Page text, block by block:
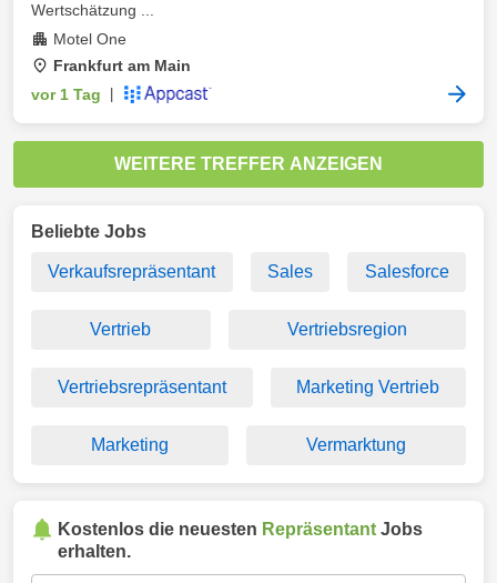
Wertschätzung ...
Motel One
Frankfurt am Main
vor 1 Tag
WEITERE TREFFER ANZEIGEN
Beliebte Jobs
Verkaufsrepräsentant Sales Salesforce
Vertrieb Vertriebsregion
Vertriebsrepräsentant Marketing Vertrieb
Marketing Vermarktung
Kostenlos die neuesten Repräsentant Jobs
erhalten.